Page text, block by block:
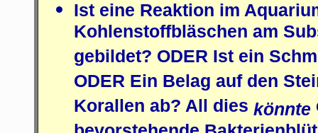
Ist eine Reaktion im
Kohlenstoffbläschen am
gebildet? ODER Ist ein
ODER Ein Belag auf den
Korallen ab? All dies könnte